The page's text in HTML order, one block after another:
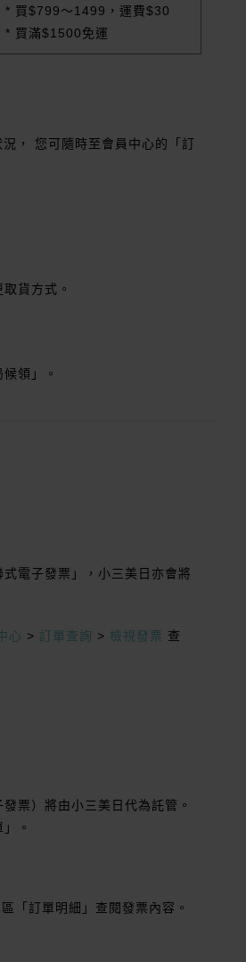
* 買$799～1499，運費$30
* 買滿$1500免運
， 您可隨時至會員中心的「訂
貨方式。
領」。
電子發票」，小三美日亦會將
心 > 訂單查詢 > 檢視發票 查
票）將由小三美日代為託管。
。
「訂單明細」查閱發票內容。